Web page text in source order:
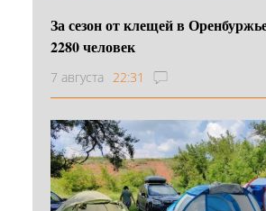
За сезон от клещей в
2280 человек
7 августа 22:31